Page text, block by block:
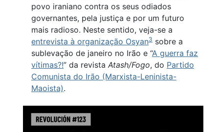
povo iraniano contra os seus odiados
governantes, pela justiça e por um futuro
mais radioso. Neste sentido, veja-se a
entrevista à organização Osyan3 sobre a
sublevação de janeiro no Irão e “A guerra faz
vítimas?!” da revista Atash/Fogo, do Partido
Comunista do Irão (Marxista-Leninista-
Maoista).